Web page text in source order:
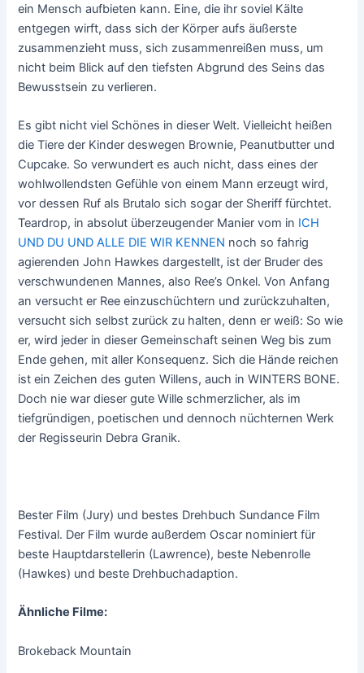
ein Mensch aufbieten kann. Eine, die ihr soviel Kälte
entgegen wirft, dass sich der Körper aufs äußerste
zusammenzieht muss, sich zusammenreißen muss, um
nicht beim Blick auf den tiefsten Abgrund des Seins das
Bewusstsein zu verlieren.
Es gibt nicht viel Schönes in dieser Welt. Vielleicht heißen
die Tiere der Kinder deswegen Brownie, Peanutbutter und
Cupcake. So verwundert es auch nicht, dass eines der
wohlwollendsten Gefühle von einem Mann erzeugt wird,
vor dessen Ruf als Brutalo sich sogar der Sheriff fürchtet.
Teardrop, in absolut überzeugender Manier vom in ICH
UND DU UND ALLE DIE WIR KENNEN noch so fahrig
agierenden John Hawkes dargestellt, ist der Bruder des
verschwundenen Mannes, also Ree’s Onkel. Von Anfang
an versucht er Ree einzuschüchtern und zurückzuhalten,
versucht sich selbst zurück zu halten, denn er weiß: So wie
er, wird jeder in dieser Gemeinschaft seinen Weg bis zum
Ende gehen, mit aller Konsequenz. Sich die Hände reichen
ist ein Zeichen des guten Willens, auch in WINTERS BONE.
Doch nie war dieser gute Wille schmerzlicher, als im
tiefgründigen, poetischen und dennoch nüchternen Werk
der Regisseurin Debra Granik.
Bester Film (Jury) und bestes Drehbuch Sundance Film
Festival. Der Film wurde außerdem Oscar nominiert für
beste Hauptdarstellerin (Lawrence), beste Nebenrolle
(Hawkes) und beste Drehbuchadaption.
Ähnliche Filme:
Brokeback Mountain